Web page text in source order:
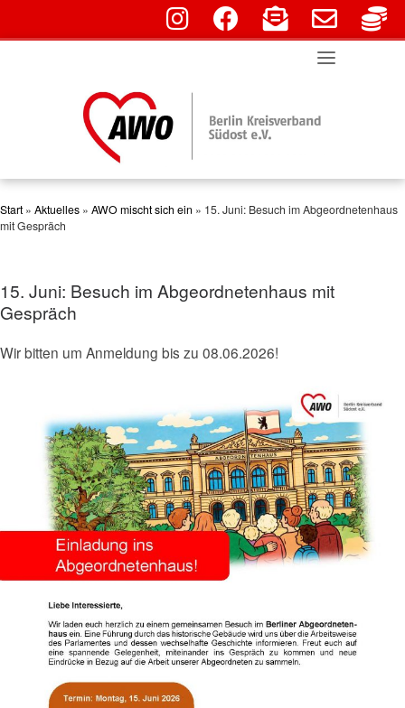
content
fab fa-instagramfab fa-facebook
fas fa-envelope-
far fa-
Start » Aktuelles » AWO mischt sich ein » 15. Juni: Besuch im Abgeordnetenhaus
mit Gespräch
15. Juni: Besuch im Abgeordnetenhaus mit
Gespräch
Wir bitten um Anmeldung bis zu 08.06.2026!